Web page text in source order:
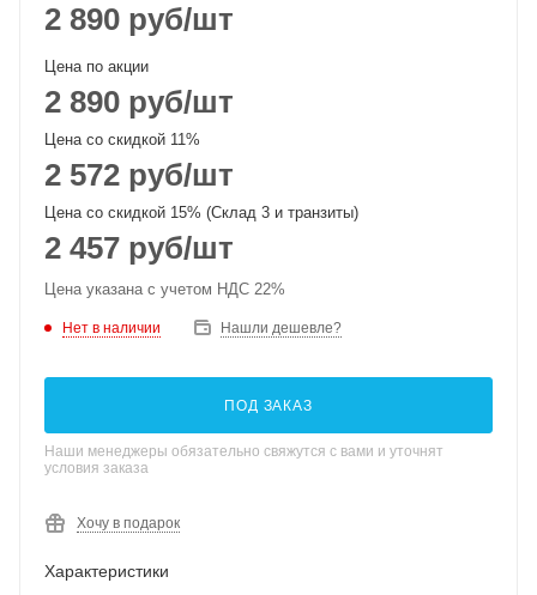
2 890 руб/шт
Цена по акции
2 890 руб/шт
Цена со скидкой 11%
2 572 руб/шт
Цена со скидкой 15% (Склад 3 и транзиты)
2 457 руб/шт
Цена указана с учетом НДС 22%
Нет в наличии Нашли дешевле?
ПОД ЗАКАЗ
Наши менеджеры обязательно свяжутся с вами и уточнят
условия заказа
Хочу в подарок
Характеристики